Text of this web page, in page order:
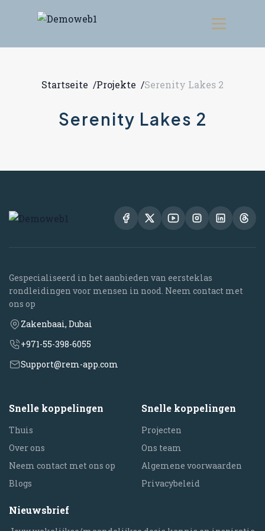
Startseite /Projekte /Serenity Lakes 2
Serenity Lakes 2
Gespecialiseerd in het aanbieden van eersteklas
rondleidingen voor mensen in nood. Neem contact met
ons op
Zakenbaai, Dubai
+971-55-398-6055
Support@rem-app.com
Snelle koppelingen
Thuis
Over ons
Neem contact met ons op
Blogs
Snelle koppelingen
Projecten
Ons team
Algemene voorwaarden
Privacybeleid
Nieuwsbrief